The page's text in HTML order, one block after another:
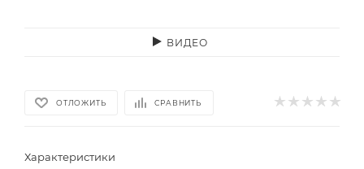
ВИДЕО
ОТЛОЖИТЬ СРАВНИТЬ
Характеристики